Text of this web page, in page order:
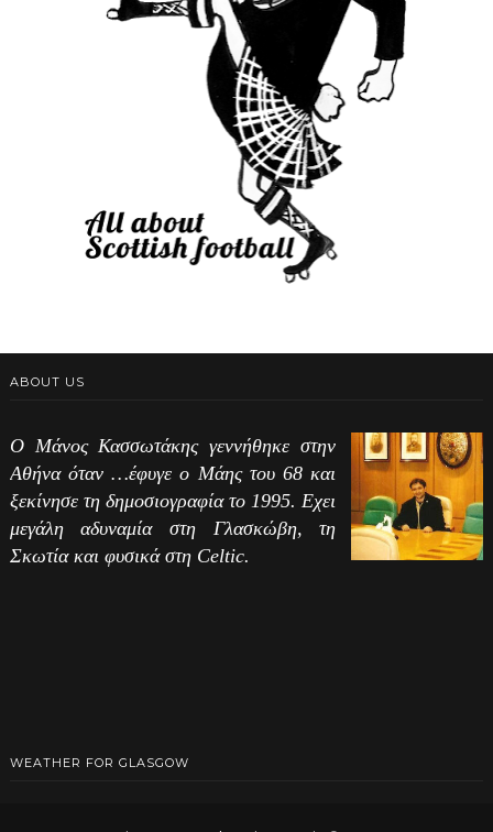
ABOUT US
Ο Μάνος Κασσωτάκης γεννήθηκε στην
Αθήνα όταν …έφυγε ο Μάης του 68 και
ξεκίνησε τη δημοσιογραφία το 1995. Εχει
μεγάλη αδυναμία στη Γλασκώβη, τη
Σκωτία και φυσικά στη Celtic.
WEATHER FOR GLASGOW